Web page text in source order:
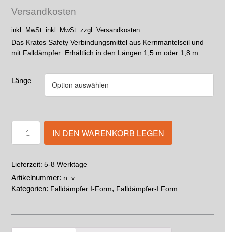
Versandkosten
inkl. MwSt. inkl. MwSt. zzgl. Versandkosten
Das Kratos Safety Verbindungsmittel aus Kernmantelseil und
mit Falldämpfer: Erhältlich in den Längen 1,5 m oder 1,8 m.
Länge
IN DEN WARENKORB LEGEN
Lieferzeit: 5-8 Werktage
Artikelnummer: n. v.
Kategorien: Falldämpfer I-Form, Falldämpfer-I Form